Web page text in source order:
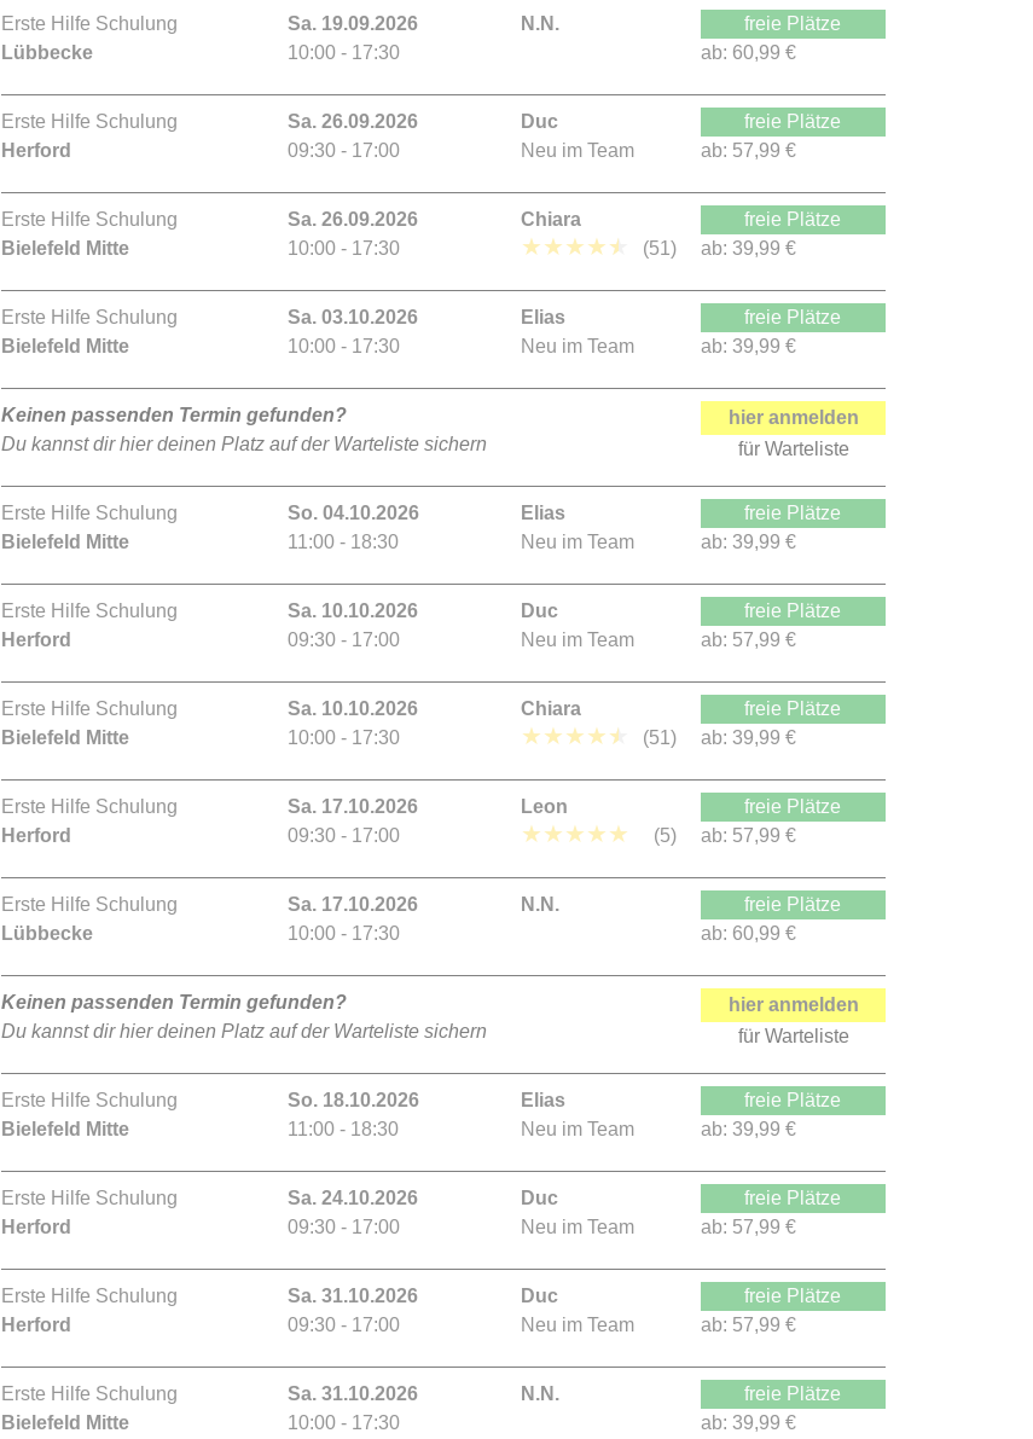
Erste Hilfe Schulung
Lübbecke
Sa. 19.09.2026
10:00 - 17:30
N.N.
freie Plätze
ab: 60,99 €
Erste Hilfe Schulung
Herford
Sa. 26.09.2026
09:30 - 17:00
Duc
Neu im Team
freie Plätze
ab: 57,99 €
Erste Hilfe Schulung
Bielefeld Mitte
Sa. 26.09.2026
10:00 - 17:30
Chiara
★★★★★ (51)
freie Plätze
ab: 39,99 €
Erste Hilfe Schulung
Bielefeld Mitte
Sa. 03.10.2026
10:00 - 17:30
Elias
Neu im Team
freie Plätze
ab: 39,99 €
Keinen passenden Termin gefunden?
Du kannst dir hier deinen Platz auf der Warteliste sichern
hier anmelden
für Warteliste
Erste Hilfe Schulung
Bielefeld Mitte
So. 04.10.2026
11:00 - 18:30
Elias
Neu im Team
freie Plätze
ab: 39,99 €
Erste Hilfe Schulung
Herford
Sa. 10.10.2026
09:30 - 17:00
Duc
Neu im Team
freie Plätze
ab: 57,99 €
Erste Hilfe Schulung
Bielefeld Mitte
Sa. 10.10.2026
10:00 - 17:30
Chiara
★★★★★ (51)
freie Plätze
ab: 39,99 €
Erste Hilfe Schulung
Herford
Sa. 17.10.2026
09:30 - 17:00
Leon
★★★★★ (5)
freie Plätze
ab: 57,99 €
Erste Hilfe Schulung
Lübbecke
Sa. 17.10.2026
10:00 - 17:30
N.N.
freie Plätze
ab: 60,99 €
Keinen passenden Termin gefunden?
Du kannst dir hier deinen Platz auf der Warteliste sichern
hier anmelden
für Warteliste
Erste Hilfe Schulung
Bielefeld Mitte
So. 18.10.2026
11:00 - 18:30
Elias
Neu im Team
freie Plätze
ab: 39,99 €
Erste Hilfe Schulung
Herford
Sa. 24.10.2026
09:30 - 17:00
Duc
Neu im Team
freie Plätze
ab: 57,99 €
Erste Hilfe Schulung
Herford
Sa. 31.10.2026
09:30 - 17:00
Duc
Neu im Team
freie Plätze
ab: 57,99 €
Erste Hilfe Schulung
Bielefeld Mitte
Sa. 31.10.2026
10:00 - 17:30
N.N.
freie Plätze
ab: 39,99 €